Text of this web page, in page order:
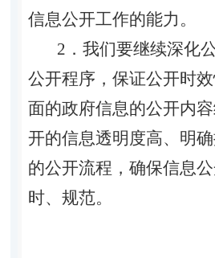
信息公开工作的能力。
2．我们要继续深化
公开程序，保证公开时
面的政府信息的公开内
开的信息透明度高、明
的公开流程，确保信息
时、规范。